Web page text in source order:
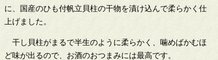
に、国産のひも付帆立貝柱の干物を漬け込んで柔らかく仕
上げました。
干し貝柱がまるで半生のように柔らかく、噛めばかむほ
ど味が出るので、お酒のおつまみには最高です。